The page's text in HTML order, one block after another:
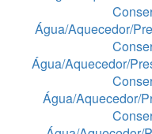
Água/Aquecedor/
Água/Aquecedor/
Água/Aquecedor/